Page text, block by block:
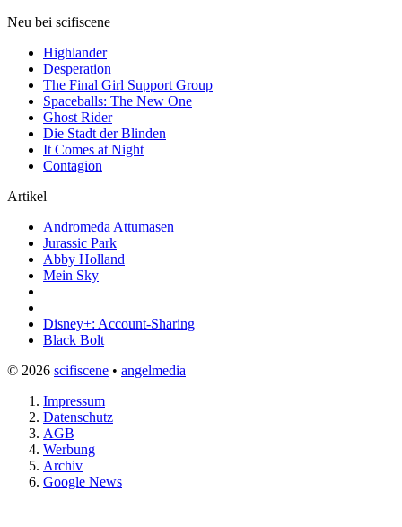
Neu bei scifiscene
Highlander
Desperation
The Final Girl Support Group
Spaceballs: The New One
Ghost Rider
Die Stadt der Blinden
It Comes at Night
Contagion
Artikel
Andromeda Attumasen
Jurassic Park
Abby Holland
Mein Sky
Disney+: Account-Sharing
Black Bolt
© 2026 scifiscene • angelmedia
Impressum
Datenschutz
AGB
Werbung
Archiv
Google News